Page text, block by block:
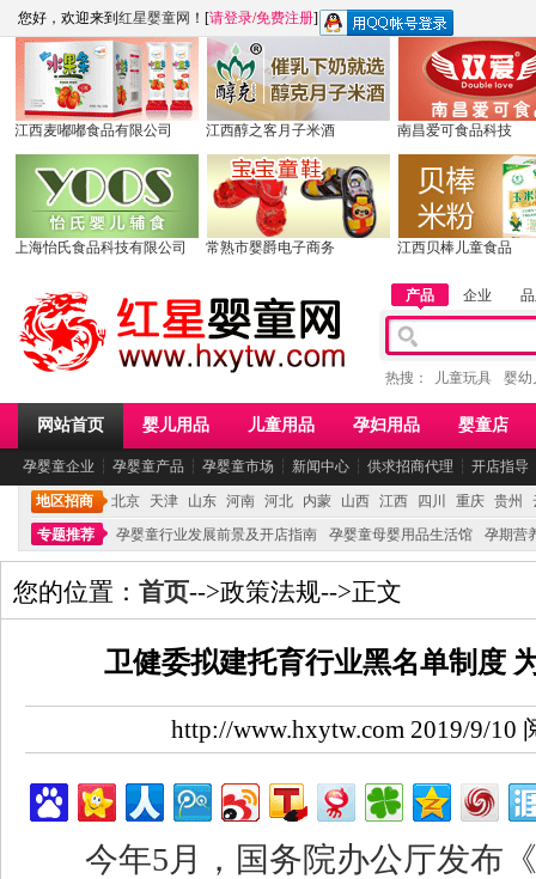
您好，欢迎来到 红星婴童网 ！[请登录/免费注册]
江西麦嘟嘟食品有限公司 江西醇之客月子米酒 南昌爱可食品科技
上海怡氏食品科技有限公司 常熟市婴爵电子商务 江西贝棒儿童食品
产品 企业
热搜： 儿童玩具 婴幼
网站首页 婴儿用品 儿童用品 孕妇用品 婴童店
孕婴童企业 ┆ 孕婴童产品 ┆ 孕婴童市场 ┆ 新闻中心 ┆ 供求招商代理 ┆ 开店指导
地区招商 北京 天津 山东 河南 河北 内蒙 山西 江西 四川 重庆 贵州
专题推荐
孕婴童行业发展前景及开店指南 孕婴童母婴用品生活馆 孕期营
您的位置： 首页-->政策法规-->正文
卫健委拟建托育行业黑名单制度
http://www.hxytw.com 2019/9/10
今年5月，国务院办公厅发布